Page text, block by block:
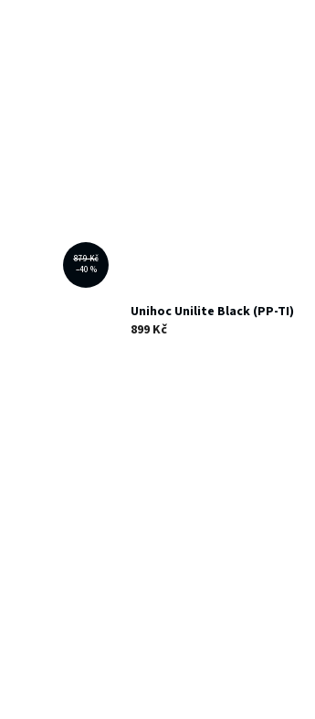
879 Kč
–40 %
Unihoc Unilite Black (PP-TI)
899 Kč